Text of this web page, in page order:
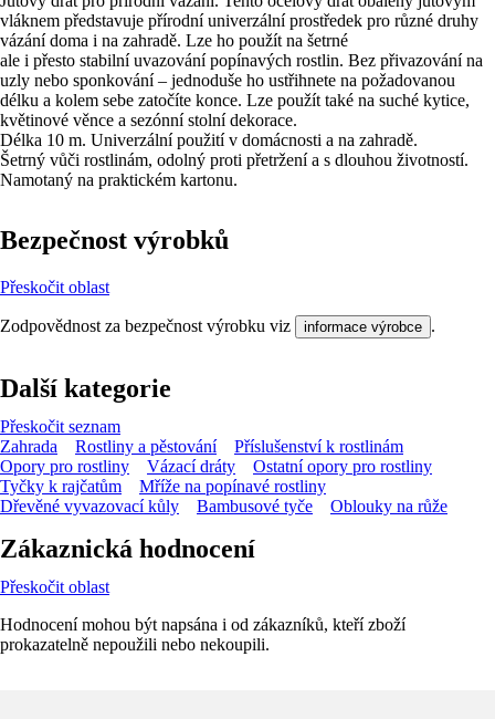
vláknem představuje přírodní univerzální prostředek pro různé druhy
vázání doma i na zahradě. Lze ho použít na šetrné
ale i přesto stabilní uvazování popínavých rostlin. Bez přivazování na
uzly nebo sponkování – jednoduše ho ustřihnete na požadovanou
délku a kolem sebe zatočíte konce. Lze použít také na suché kytice,
květinové věnce a sezónní stolní dekorace.
Délka 10 m. Univerzální použití v domácnosti a na zahradě.
Šetrný vůči rostlinám, odolný proti přetržení a s dlouhou životností.
Namotaný na praktickém kartonu.
Bezpečnost výrobků
Přeskočit oblast
Zodpovědnost za bezpečnost výrobku viz informace výrobce .
Další kategorie
Přeskočit seznam
Zahrada
Rostliny a pěstování
Příslušenství k rostlinám
Opory pro rostliny
Vázací dráty
Ostatní opory pro rostliny
Tyčky k rajčatům
Mříže na popínavé rostliny
Dřevěné vyvazovací kůly
Bambusové tyče Oblouky na růže
Zákaznická hodnocení
Přeskočit oblast
Hodnocení mohou být napsána i od zákazníků, kteří zboží
prokazatelně nepoužili nebo nekoupili.